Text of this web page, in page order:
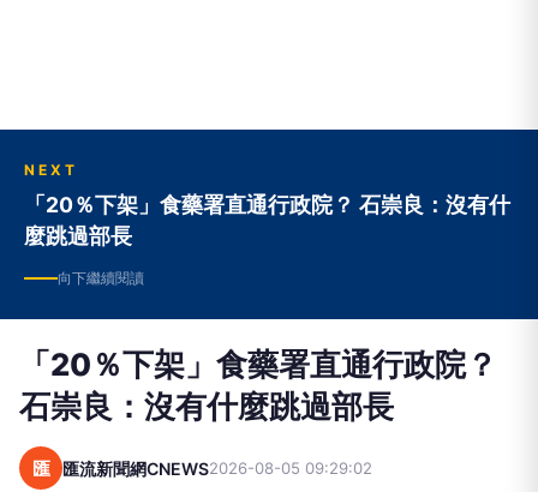
NEXT
「20％下架」食藥署直通行政院？ 石崇良：沒有什
麼跳過部長
向下繼續閱讀
「20％下架」食藥署直通行政院？
石崇良：沒有什麼跳過部長
匯 匯流新聞網CNEWS2026-08-05 09:29:02